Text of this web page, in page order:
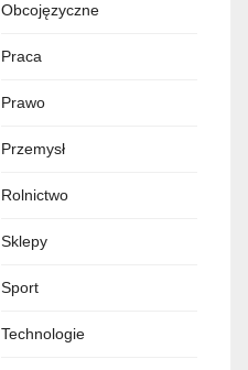
Obcojęzyczne
Praca
Prawo
Przemysł
Rolnictwo
Sklepy
Sport
Technologie